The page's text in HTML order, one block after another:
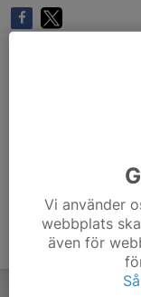
Vi använder
webbplats
även för